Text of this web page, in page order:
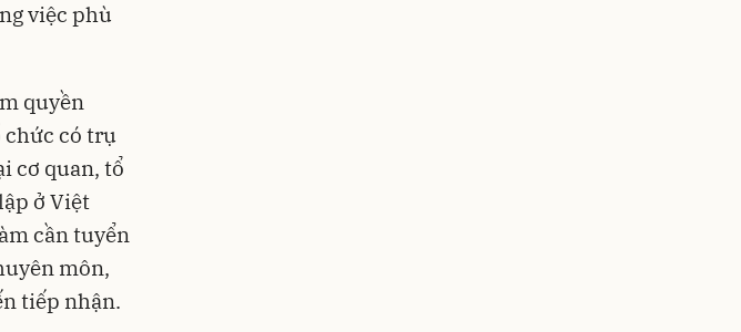
việc phù
quyền
chức có trụ
cơ quan, tổ
ở Việt
cần tuyển
môn,
tiếp nhận.